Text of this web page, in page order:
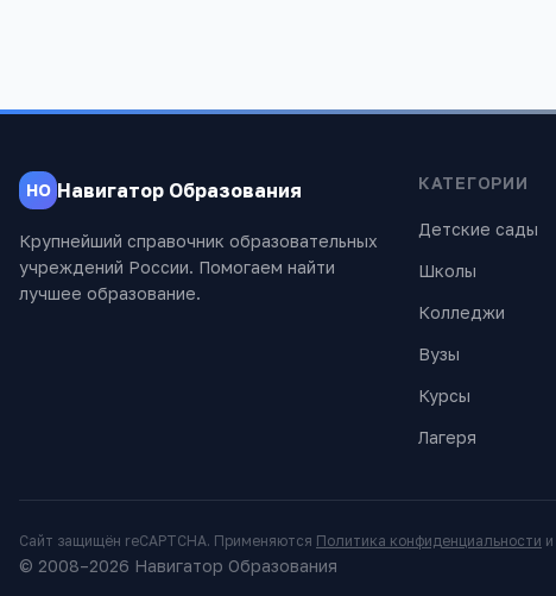
НО Навигатор Образования
Крупнейший справочник образовательных
учреждений России. Помогаем найти
лучшее образование.
КАТЕГОРИИ
Детские сады
Школы
Колледжи
Вузы
Курсы
Лагеря
Сайт защищён reCAPTCHA. Применяются Политика конфиденциальности и
© 2008–2026 Навигатор Образования